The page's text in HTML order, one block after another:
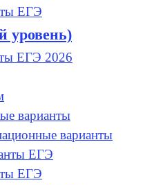
ЕГЭ
уровень)
ЕГЭ 2026
варианты
варианты
ЕГЭ
ЕГЭ